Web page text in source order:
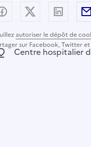
autoriser le dépôt de
sur Facebook, Twitter
Partager surPartager
:
Centre hospitalier